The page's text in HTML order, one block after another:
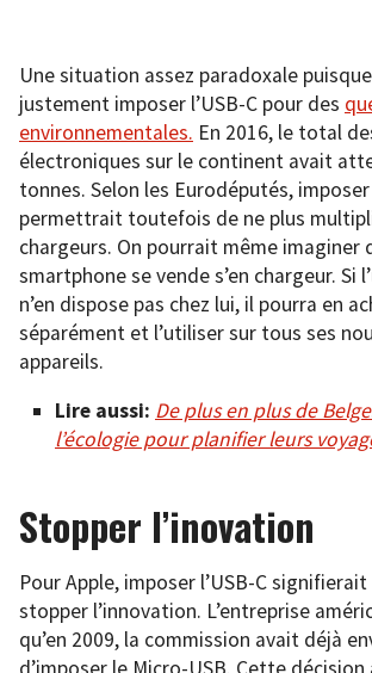
Une situation assez paradoxale
justement imposer l’USB-C pour des
environnementales. En 2016, le total
électroniques sur le continent avait
tonnes. Selon les Eurodéputés, imposer
permettrait toutefois de ne plus
chargeurs. On pourrait même imaginer
smartphone se vende s’en chargeur. Si
n’en dispose pas chez lui, il pourra en
séparément et l’utiliser sur tous ses
appareils.
Lire aussi: De plus en plus de
l’écologie pour planifier leurs
Stopper l’inovation
Pour Apple, imposer l’USB-C
stopper l’innovation. L’entreprise
qu’en 2009, la commission avait déjà